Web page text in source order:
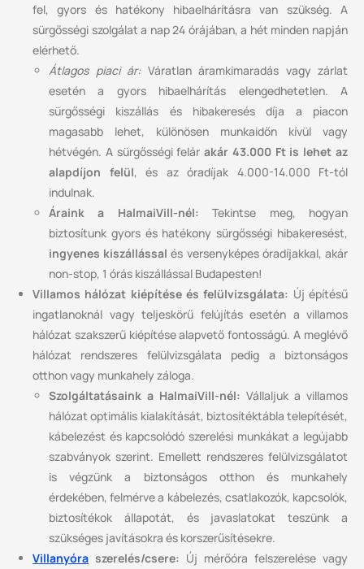
fel, gyors és hatékony hibaelhárításra van szükség. A
sürgősségi szolgálat a nap 24 órájában, a hét minden napján
elérhető.
Átlagos piaci ár:Váratlan áramkimaradás vagy zárlat
esetén a gyors hibaelhárítás elengedhetetlen. A
sürgősségi kiszállás és hibakeresés díja a piacon
magasabb lehet, különösen munkaidőn kívül vagy
hétvégén. A sürgősségi felárakár 43.000 Ft is lehet az
alapdíjon felül, és az óradíjak 4.000-14.000 Ft-tól
indulnak.
Áraink a HalmaiVill-nél: Tekintse meg, hogyan
biztosítunk gyors és hatékony sürgősségi hibakeresést,
ingyenes kiszállással és versenyképes óradíjakkal, akár
non-stop, 1 órás kiszállással Budapesten!
Villamos hálózat kiépítése és felülvizsgálata: Új építésű
ingatlanoknál vagy teljeskörű felújítás esetén a villamos
hálózat szakszerű kiépítése alapvető fontosságú. A meglévő
hálózat rendszeres felülvizsgálata pedig a biztonságos
otthon vagy munkahely záloga.
Szolgáltatásaink a HalmaiVill-nél: Vállaljuk a villamos
hálózat optimális kialakítását, biztosítéktábla telepítését,
kábelezést és kapcsolódó szerelési munkákat a legújabb
szabványok szerint. Emellett rendszeres felülvizsgálatot
is végzünk a biztonságos otthon és munkahely
érdekében, felmérve a kábelezés, csatlakozók, kapcsolók,
biztosítékok állapotát, és javaslatokat teszünk a
szükséges javításokra és korszerűsítésekre.
Villanyóra szerelés/csere: Új mérőóra felszerelése vagy